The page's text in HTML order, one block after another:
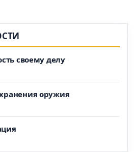
своему делу
оружия